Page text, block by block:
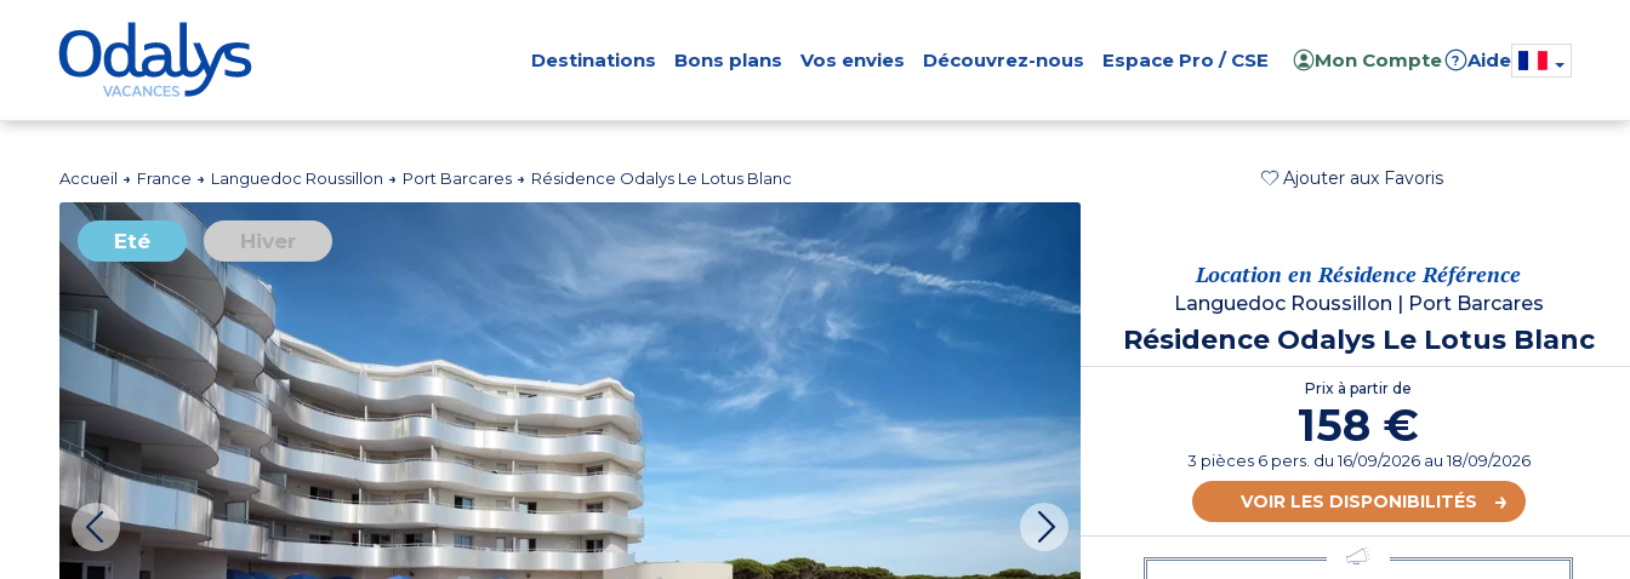
Destinations Bons plans Vos envies Découvrez-nous Espace Pro / CSE Mon Compte ? Aide
Accueil France Languedoc Roussillon Port Barcares Résidence Odalys Le Lotus Blanc Ajouter aux Favoris
Eté Hiver
Location en Résidence Référence
Languedoc Roussillon Port Barcares
Résidence Odalys Le Lotus Blanc
Prix à partir de
158 €
3 pièces 6 pers. du16/09/2026au 18/09/2026
VOIR LES DISPONIBILITÉS